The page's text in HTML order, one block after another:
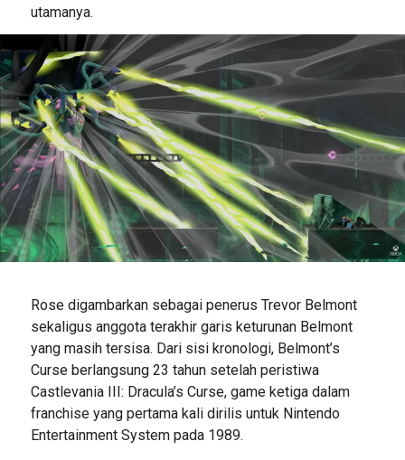
utamanya.
Rose digambarkan sebagai penerus Trevor Belmont
sekaligus anggota terakhir garis keturunan Belmont
yang masih tersisa. Dari sisi kronologi, Belmont’s
Curse berlangsung 23 tahun setelah peristiwa
Castlevania III: Dracula’s Curse, game ketiga dalam
franchise yang pertama kali dirilis untuk Nintendo
Entertainment System pada 1989.